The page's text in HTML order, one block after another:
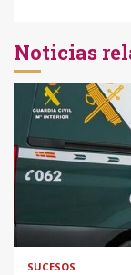
Noticias
SUCESOS